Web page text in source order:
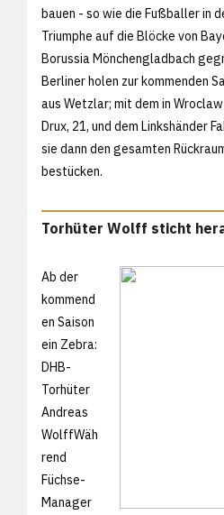
bauen - so wie die Fußballer in
Triumphe auf die Blöcke von
Borussia Mönchengladbach
Berliner holen zur kommenden
aus Wetzlar; mit dem in
Drux, 21, und dem Linkshänder
sie dann den gesamten
bestücken.
Torhüter Wolff sticht
Ab der
kommend
en Saison
ein Zebra:
DHB-
Torhüter
Andreas
WolffWäh
rend
Füchse-
Manager